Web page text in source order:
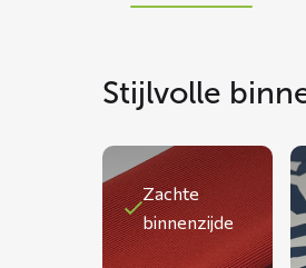
Stijlvolle
Zachte
binnenzijde